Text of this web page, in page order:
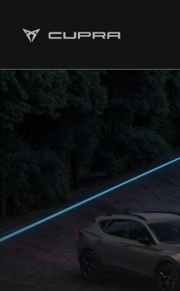
Strona główna
Oferta i
Samochody
Jazda próbna
Finansowanie
Serwis
Oryginalne